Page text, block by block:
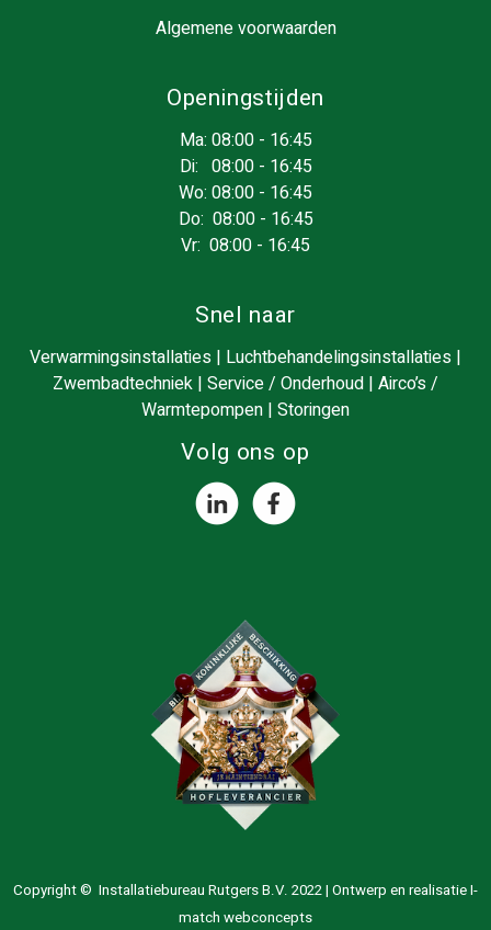
Algemene voorwaarden
Openingstijden
Ma: 08:00 - 16:45
Di: 08:00 - 16:45
Wo: 08:00 - 16:45
Do: 08:00 - 16:45
Vr: 08:00 - 16:45
Snel naar
Verwarmingsinstallaties | Luchtbehandelingsinstallaties |
Zwembadtechniek | Service / Onderhoud | Airco’s /
Warmtepompen | Storingen
Volg ons op
Copyright © Installatiebureau Rutgers B.V. 2022 | Ontwerp en realisatieI-
match webconcepts